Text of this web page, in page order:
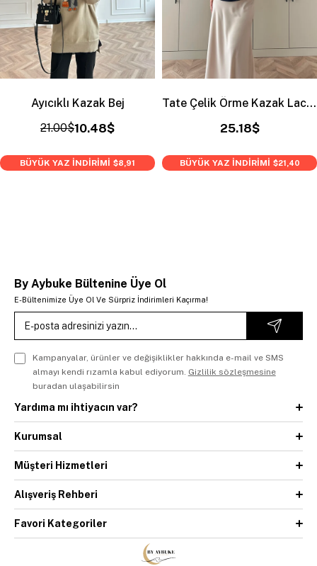
Ayıcıklı Kazak Bej
10.48$
21.00$
BÜYÜK YAZ İNDİRİMİ $8,91
Tate Çelik Örme Kazak Lacivert
25.18$
BÜYÜK YAZ İNDİRİMİ $21,40
By Aybuke Bültenine Üye Ol
E-Bültenimize Üye Ol Ve Sürpriz İndirimleri Kaçırma!
Kampanyalar, ürünler ve değişiklikler hakkında e-mail ve SMS
almayı kendi rızamla kabul ediyorum. Gizlilik sözleşmesine
buradan ulaşabilirsin
Yardıma mı ihtiyacın var?
Kurumsal
Müşteri Hizmetleri
Alışveriş Rehberi
Favori Kategoriler